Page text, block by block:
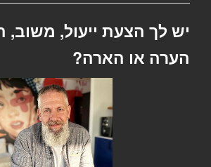
יש לך הצעת ייעול,
הערה או הארה?